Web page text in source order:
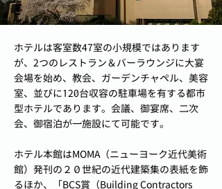
ホテルは客室数47室の小規模ではあります
が、2つのレストラン＆バーラウンジに大宴
会場を始め、教会、ガーデンチャペル、美容
室、並びに120台収容の駐車場を有する都市
型ホテルであります。会議、御宴席、二次
会、御宿泊が一施設にて可能です。
ホテル本館はMOMA（ニューヨーク近代美術
館）発刊の２０世紀の近代建築集の表紙を飾
るほか、「BCS賞（Building Contractors